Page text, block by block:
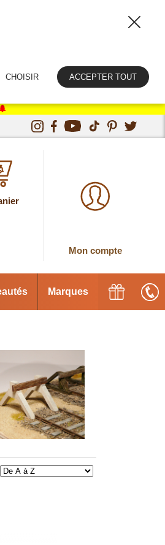
Mon compte
Marques
CHOISIR ACCEPTER TOUT